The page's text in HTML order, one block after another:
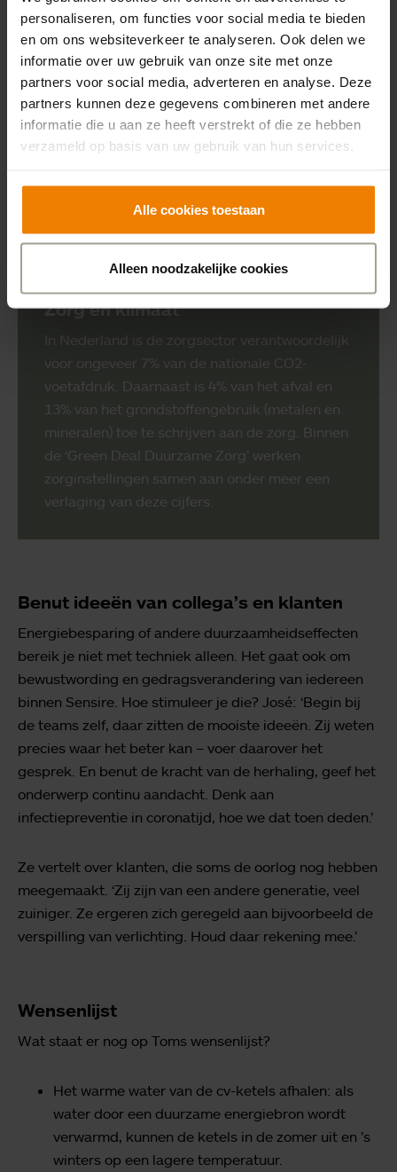
personaliseren, om functies voor social media te bieden
en om ons websiteverkeer te analyseren. Ook delen we
informatie over uw gebruik van onze site met onze
partners voor social media, adverteren en analyse. Deze
partners kunnen deze gegevens combineren met andere
informatie die u aan ze heeft verstrekt of die ze hebben
verzameld op basis van uw gebruik van hun services.
Alle cookies toestaan
Alleen noodzakelijke cookies
Zorg en klimaat
In Nederland is de zorgsector verantwoordelijk
voor ongeveer 7% van de nationale CO2-
voetafdruk. Daarnaast is 4% van het afval en
13% van het grondstoffengebruik (metalen en
mineralen) toe te schrijven aan de zorg. Binnen
de ‘Green Deal Duurzame Zorg’ werken
zorginstellingen samen aan onder meer een
verlaging van deze cijfers.
Benut ideeën van collega’s en klanten
Energiebesparing of andere duurzaamheidseffecten
bereik je niet met techniek alleen. Het gaat ook om
bewustwording en gedragsverandering van iedereen
binnen Sensire. Hoe stimuleer je die? José: ‘Begin bij
de teams zelf, daar zitten de mooiste ideeën. Zij weten
precies waar het beter kan – voer daarover het
gesprek. En benut de kracht van de herhaling, geef het
onderwerp continu aandacht. Denk aan
infectiepreventie in coronatijd, hoe we dat toen deden.’
Ze vertelt over klanten, die soms de oorlog nog hebben
meegemaakt. ‘Zij zijn van een andere generatie, veel
zuiniger. Ze ergeren zich geregeld aan bijvoorbeeld de
verspilling van verlichting. Houd daar rekening mee.’
Wensenlijst
Wat staat er nog op Toms wensenlijst?
Het warme water van de cv-ketels afhalen: als
water door een duurzame energiebron wordt
verwarmd, kunnen de ketels in de zomer uit en ’s
winters op een lagere temperatuur.